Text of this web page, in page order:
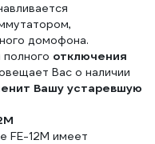
домофона.
отключения
Вас о наличии
Вашу устаревшую
FE-12M имеет